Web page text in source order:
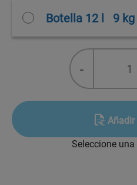
Botella 12 l 9 kg
-
Seleccione